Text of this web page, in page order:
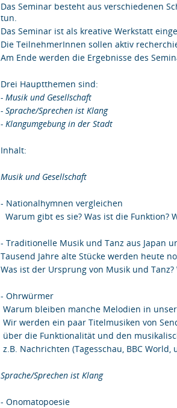
Das Seminar besteht aus verschiedenen
tun.
Das Seminar ist als kreative Werkstatt
Die TeilnehmerInnen sollen aktiv
Am Ende werden die Ergebnisse des
Drei Hauptthemen sind:
- Musik und Gesellschaft
- Sprache/Sprechen ist Klang
- Klangumgebung in der Stadt
Inhalt:
Musik und Gesellschaft
- Nationalhymnen vergleichen
Warum gibt es sie? Was ist die Funktion?
- Traditionelle Musik und Tanz aus Japan
Tausend Jahre alte Stücke werden heute
Was ist der Ursprung von Musik und
- Ohrwürmer
Warum bleiben manche Melodien in
Wir werden ein paar Titelmusiken von
über die Funktionalität und den
z.B. Nachrichten (Tagesschau, BBC
Sprache/Sprechen ist Klang
- Onomatopoesie